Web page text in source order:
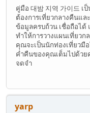
คู่มือ 대밤 지역 가이드
ต้องการเที่ยวกลางคืนแ
ข้อมูลครบถ้วน เชื่อถือได้
ทำให้การวางแผนเที่ยวก
คุณจะเป็นนักท่องเที่ยวมื
ค่ำคืนของคุณเต็มไปด้วย
จดจำ
yarp